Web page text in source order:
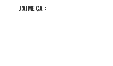
J’AIME ÇA :